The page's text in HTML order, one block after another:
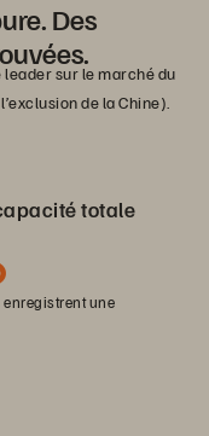
Des
leader sur le marché du
de la Chine).
totale
une